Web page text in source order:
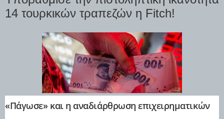
14 τουρκικών τραπεζών η Fitch!
«Πάγωσε» και η αναδιάρθρωση επιχειρηματικών